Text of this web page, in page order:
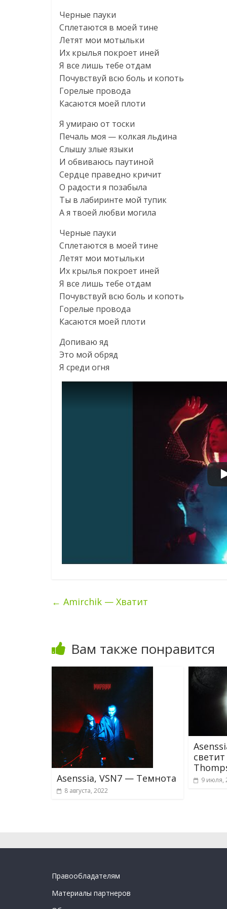
Черные пауки
Сплетаются в моей тине
Летят мои мотыльки
Их крылья покроет иней
Я все лишь тебе отдам
Почувствуй всю боль и копоть
Горелые провода
Касаются моей плоти
Я умираю от тоски
Печаль моя — колкая льдина
Слышу злые языки
И обвиваюсь паутиной
Сердце праведно кричит
О радости я позабыла
Ты в лабиринте мой тупик
А я твоей любви могила
Черные пауки
Сплетаются в моей тине
Летят мои мотыльки
Их крылья покроет иней
Я все лишь тебе отдам
Почувствуй всю боль и копоть
Горелые провода
Касаются моей плоти
Допиваю яд
Это мой обряд
Я среди огня
← Amirchik — Хватит
Вам также понравится
Asenssia, VSN7 — Темнота
8 августа, 2022
9 июля,
Правообладателям
Материалы партнеров